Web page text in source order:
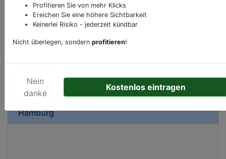
Klicken Sie bittehierum uns zu kontaktieren.
Gerne erweitern wir Ihren Firmeneintrag um
Sonderangebote odere besondere Services, die
Ihr Unternehmen anbietet und womit Sie sich von
Hamburg
Profitieren Sie von mehr Klicks
Ereichen Sie eine höhere Sichtbarkeit
Keinerlei Risiko - jederzeit kündbar
Nicht überlegen, sondern profitieren!
Nein
danke
Kostenlos eintragen